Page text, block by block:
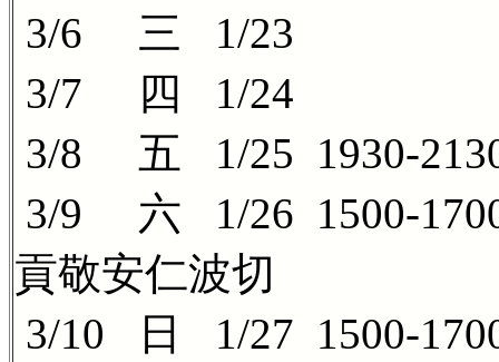
3/6 三 1/23
3/7 四 1/24
3/8 五 1/25 1930-
3/9 六 1/26
貢敬安仁波切
3/10 日 1/27 1500-